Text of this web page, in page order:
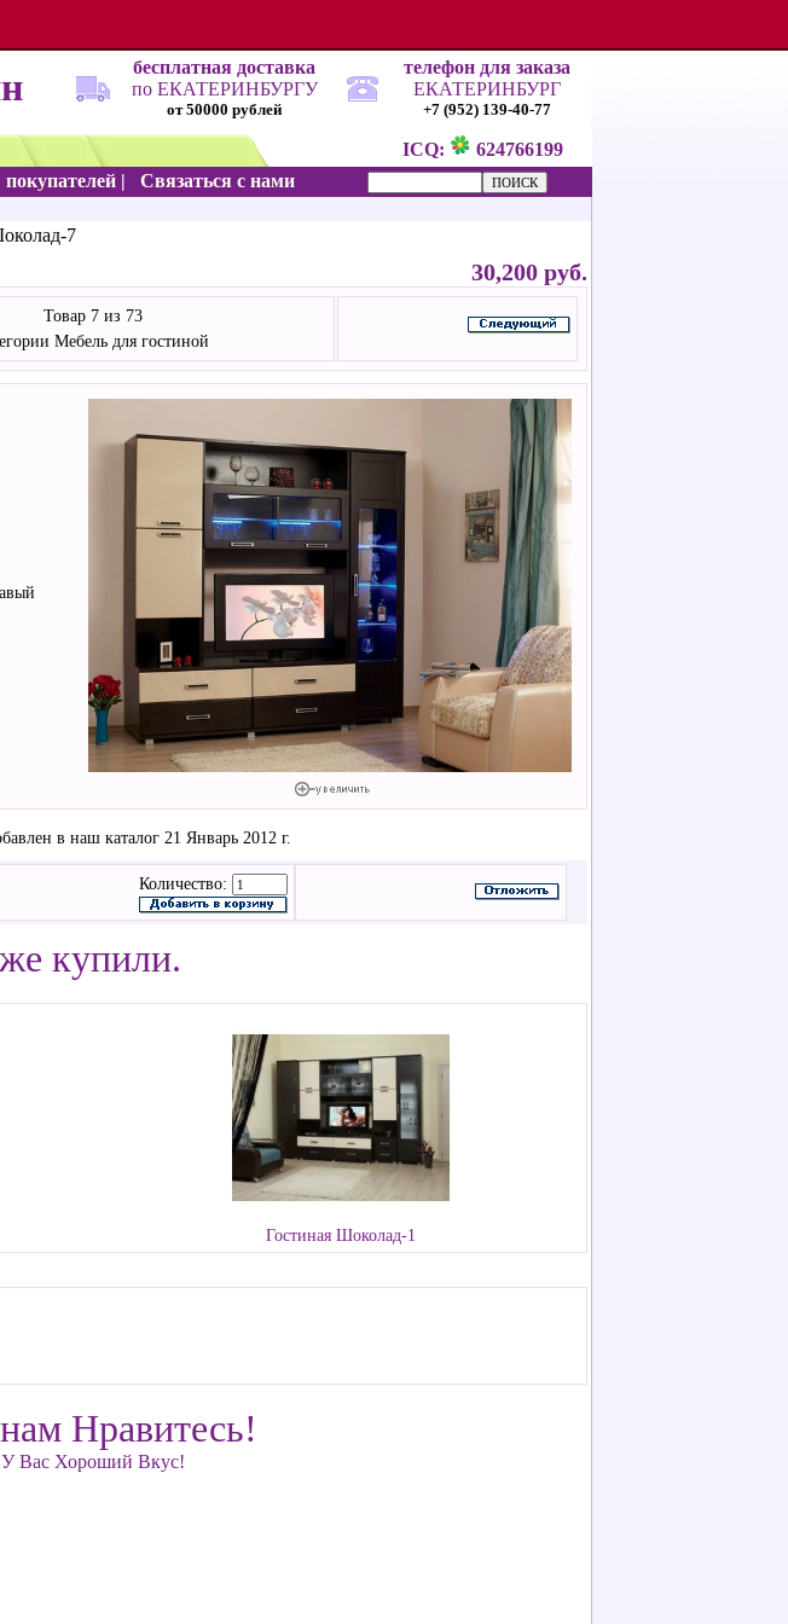
бесплатная доставка
по ЕКАТЕРИНБУРГУ
от 50000 рублей
телефон для заказа
ЕКАТЕРИНБУРГ
+7 (952) 139-40-77
ICQ:
624766199
|
Связаться с нами
7
30,200 руб.
Товар 7 из 73
Мебель для гостиной
в наш каталог 21 Январь 2012 г.
Количество:
купили.
Гостиная Шоколад-1
Нравитесь!
У Вас Хороший Вкус!